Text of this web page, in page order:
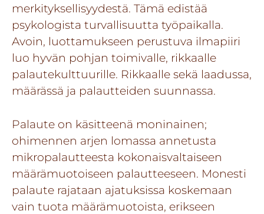
merkityksellisyydestä. Tämä edistää
psykologista turvallisuutta työpaikalla.
Avoin, luottamukseen perustuva ilmapiiri
luo hyvän pohjan toimivalle, rikkaalle
palautekulttuurille. Rikkaalle sekä laadussa,
määrässä ja palautteiden suunnassa.
Palaute on käsitteenä moninainen;
ohimennen arjen lomassa annetusta
mikropalautteesta kokonaisvaltaiseen
määrämuotoiseen palautteeseen. Monesti
palaute rajataan ajatuksissa koskemaan
vain tuota määrämuotoista, erikseen